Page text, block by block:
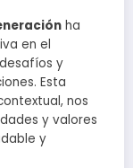
ha
en el
y
Esta
nos
y valores
y